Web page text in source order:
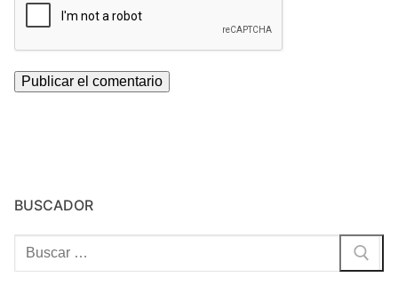
BUSCADOR
Buscar: